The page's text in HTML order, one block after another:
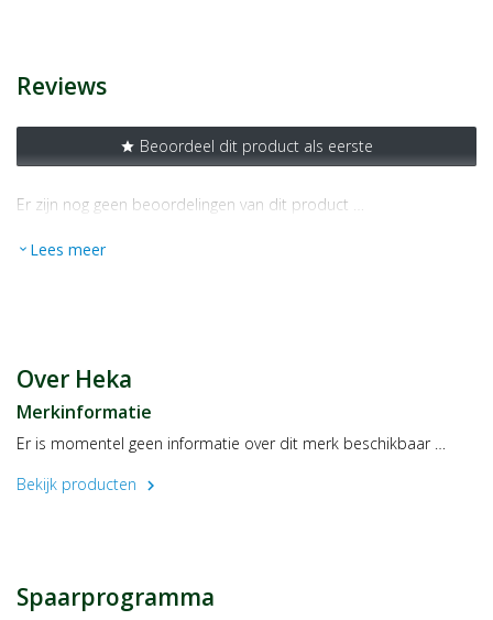
Reviews
star Beoordeel dit product als eerste
Er zijn nog geen beoordelingen van dit product …
expand_more Lees meer
Over Heka
Merkinformatie
Er is momentel geen informatie over dit merk beschikbaar …
Bekijk producten
chevron_right
Spaarprogramma